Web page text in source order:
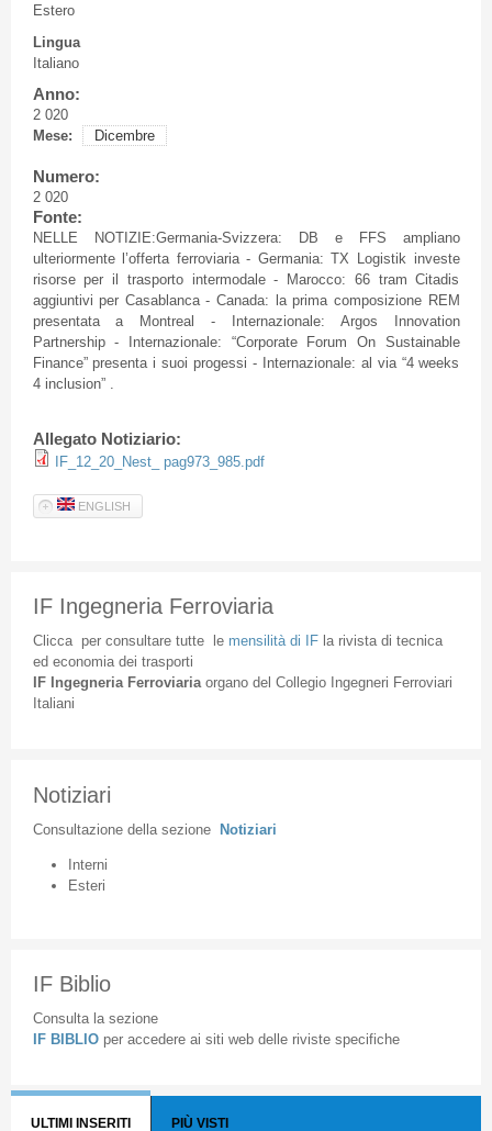
Estero
Lingua
Italiano
Anno:
2 020
Mese:
Dicembre
Numero:
2 020
Fonte:
NELLE NOTIZIE:Germania-Svizzera: DB e FFS ampliano
ulteriormente l’offerta ferroviaria - Germania: TX Logistik investe
risorse per il trasporto intermodale - Marocco: 66 tram Citadis
aggiuntivi per Casablanca - Canada: la prima composizione REM
presentata a Montreal - Internazionale: Argos Innovation
Partnership - Internazionale: “Corporate Forum On Sustainable
Finance” presenta i suoi progessi - Internazionale: al via “4 weeks
4 inclusion” .
Allegato Notiziario:
IF_12_20_Nest_ pag973_985.pdf
ENGLISH
IF Ingegneria Ferroviaria
Cliccaper consultare tuttele mensilità di IFla rivista di tecnica
ed economia dei trasporti
IF Ingegneria Ferroviaria organodel Collegio Ingegneri Ferroviari
Italiani
Notiziari
Consultazione della sezione Notiziari
Interni
Esteri
IF Biblio
Consulta la sezione
IF BIBLIO per accedere ai siti web delle riviste specifiche
ULTIMI INSERITI PIÙ VISTI